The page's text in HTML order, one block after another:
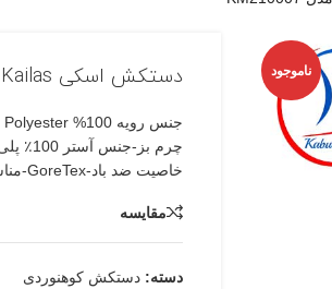
ناموجود دستکش اسکی Kailas مدل KM210007
خاصیت ضد باد-GoreTex-مناسب برای کوهنوردی و اسکی
مقایسه
دسته: دستکش کوهنوردی